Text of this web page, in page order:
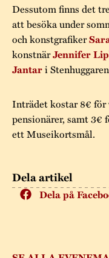
Dela artikel
Dela på
Dessutom finns det
att besöka under
och konstgrafiker
konstnärJennifer
Jantari
Inträdet kostar 8€ för
pensionärer, samt 3€
ett Museikortsmål.